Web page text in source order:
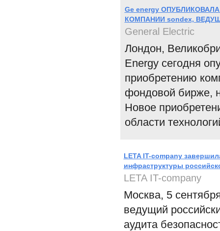
Ge energy
КОМПАНИИ sondex,
General Electric
Лондон,
Energy сегодня
приобретению
фондовой бирже,
Новое
области
LETA IT-company
инфраструктуры
LETA IT-company
Москва, 5
ведущий
аудита